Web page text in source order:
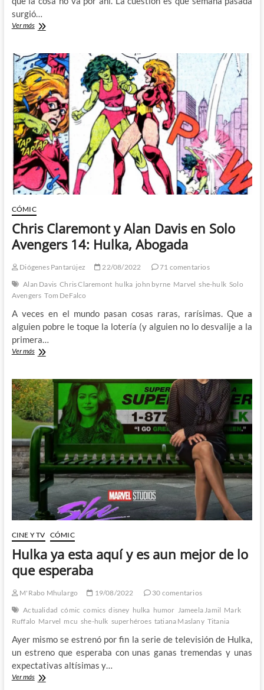
surgió…
Ver másEl
del
mundo:
La
ciber
Hulka
CÓMIC
Chris Claremont y Alan Davis en Solo
Avengers 14: Hulka, Abogada
Diógenes Pantarújez 22/08/2022
71 comentarios
Alan Davis Chris Claremont hulka john byrne Marvel she-hulk Solo
Avengers Tom DeFalco
A veces en el mundo pasan cosas raras, rarísimas. Que a
alguien pobre le toque la lotería (y alguien no lo desvalije a la
primera…
Ver másChris
Alan
Davis
en
Solo
Avengers
14:
Hulka,
Abogada
CINE Y TV CÓMIC
Hulka ya esta aquí y es aun mejor de lo
que esperaba
M'Rabo Mhulargo 19/08/2022
30 comentarios
Actualidad cómic comics disney hulka humor Jameela Jamil Mark
Ruffalo Marvel mcu she-hulk superhéroes tatiana Maslany Titania
Ayer mismo se estrenó por fin la serie de televisión de Hulka,
un estreno que esperaba con unas ganas tremendas y unas
expectativas altísimas y…
Ver másHulka